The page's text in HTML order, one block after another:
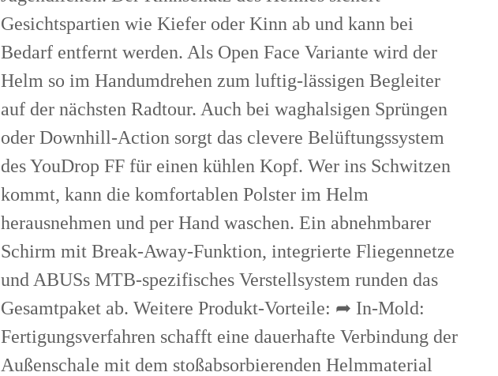
Gesichtspartien wie Kiefer oder Kinn ab und kann bei
Bedarf entfernt werden. Als Open Face Variante wird der
Helm so im Handumdrehen zum luftig-lässigen Begleiter
auf der nächsten Radtour. Auch bei waghalsigen Sprüngen
oder Downhill-Action sorgt das clevere Belüftungssystem
des YouDrop FF für einen kühlen Kopf. Wer ins Schwitzen
kommt, kann die komfortablen Polster im Helm
herausnehmen und per Hand waschen. Ein abnehmbarer
Schirm mit Break-Away-Funktion, integrierte Fliegennetze
und ABUSs MTB-spezifisches Verstellsystem runden das
Gesamtpaket ab. Weitere Produkt-Vorteile: ➦ In-Mold:
Fertigungsverfahren schafft eine dauerhafte Verbindung der
Außenschale mit dem stoßabsorbierenden Helmmaterial